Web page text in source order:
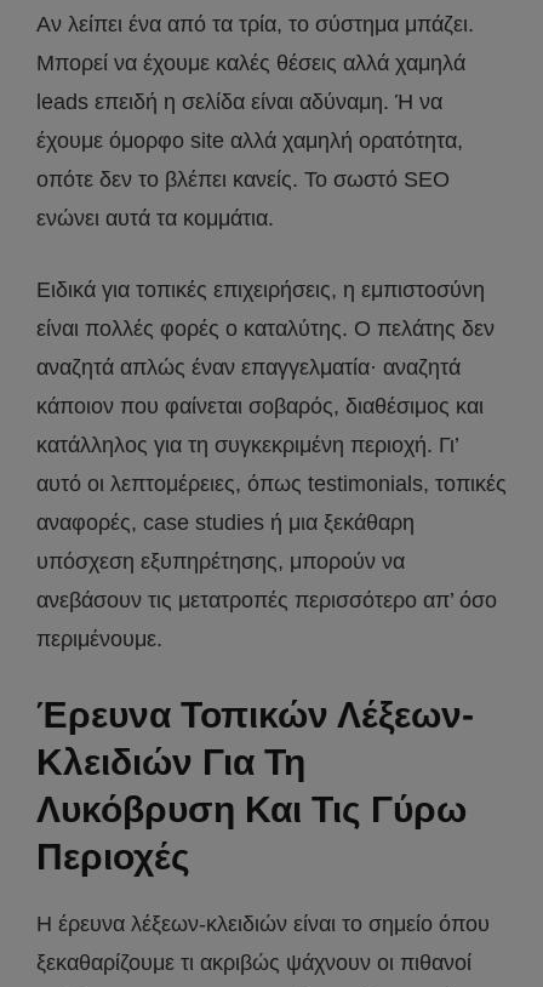
Αν λείπει ένα από τα τρία, το σύστημα μπάζει.
Μπορεί να έχουμε καλές θέσεις αλλά χαμηλά
leads επειδή η σελίδα είναι αδύναμη. Ή να
έχουμε όμορφο site αλλά χαμηλή ορατότητα,
οπότε δεν το βλέπει κανείς. Το σωστό SEO
ενώνει αυτά τα κομμάτια.
Ειδικά για τοπικές επιχειρήσεις, η εμπιστοσύνη
είναι πολλές φορές ο καταλύτης. Ο πελάτης δεν
αναζητά απλώς έναν επαγγελματία· αναζητά
κάποιον που φαίνεται σοβαρός, διαθέσιμος και
κατάλληλος για τη συγκεκριμένη περιοχή. Γι’
αυτό οι λεπτομέρειες, όπως testimonials, τοπικές
αναφορές, case studies ή μια ξεκάθαρη
υπόσχεση εξυπηρέτησης, μπορούν να
ανεβάσουν τις μετατροπές περισσότερο απ’ όσο
περιμένουμε.
Έρευνα Τοπικών Λέξεων-
Κλειδιών Για Τη
Λυκόβρυση Και Τις Γύρω
Περιοχές
Η έρευνα λέξεων-κλειδιών είναι το σημείο όπου
ξεκαθαρίζουμε τι ακριβώς ψάχνουν οι πιθανοί